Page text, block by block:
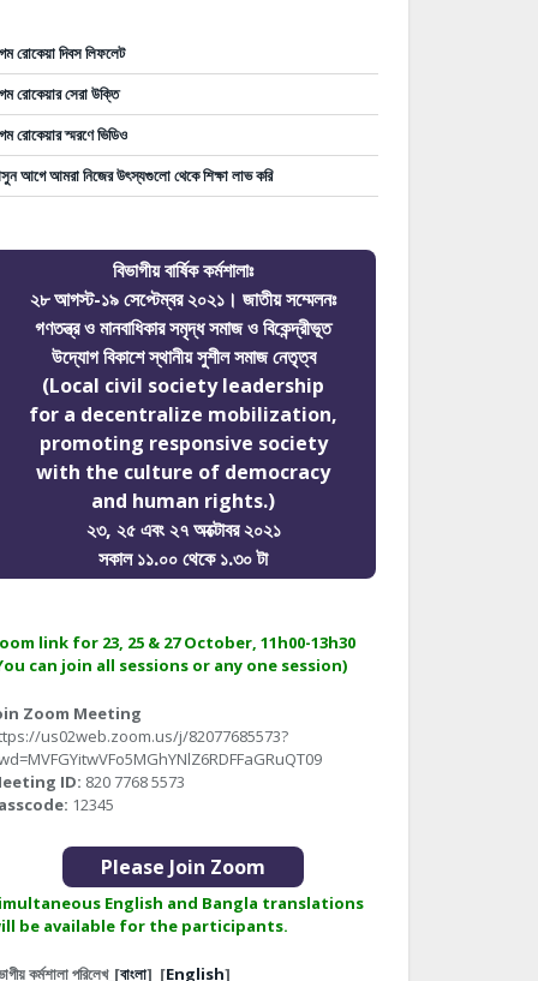
রোকেয়া দিবস লিফলেট
রোকেয়ার সেরা উক্তি
রোকেয়ার স্মরণে ভিডিও
আগে আমরা নিজের উৎস্যগুলো থেকে শিক্ষা লাভ করি
বিভাগীয় বার্ষিক কর্মশালাঃ
২৮ আগস্ট-১৯ সেপ্টেম্বর ২০২১। জাতীয় সম্মেলনঃ
গণতন্ত্র ও মানবাধিকার সমৃদ্ধ সমাজ ও বিকেন্দ্রীভূত
উদ্যোগ বিকাশে স্থানীয় সুশীল সমাজ নেতৃত্ব
(Local civil society leadership
for a decentralize mobilization,
promoting responsive society
with the culture of democracy
and human rights.)
২৩, ২৫ এবং ২৭ অক্টোবর ২০২১
সকাল ১১.০০ থেকে ১.৩০ টা
link for 23, 25 & 27 October, 11h00-13h30
can join all sessions or any one session)
Zoom Meeting
us02web.zoom.us/j/82077685573?
ID: 820 7768 5573
12345
Please Join Zoom
English and Bangla translations
be available for the participants.
কর্মশালা পরিলেখ_[বাংলা] [English]